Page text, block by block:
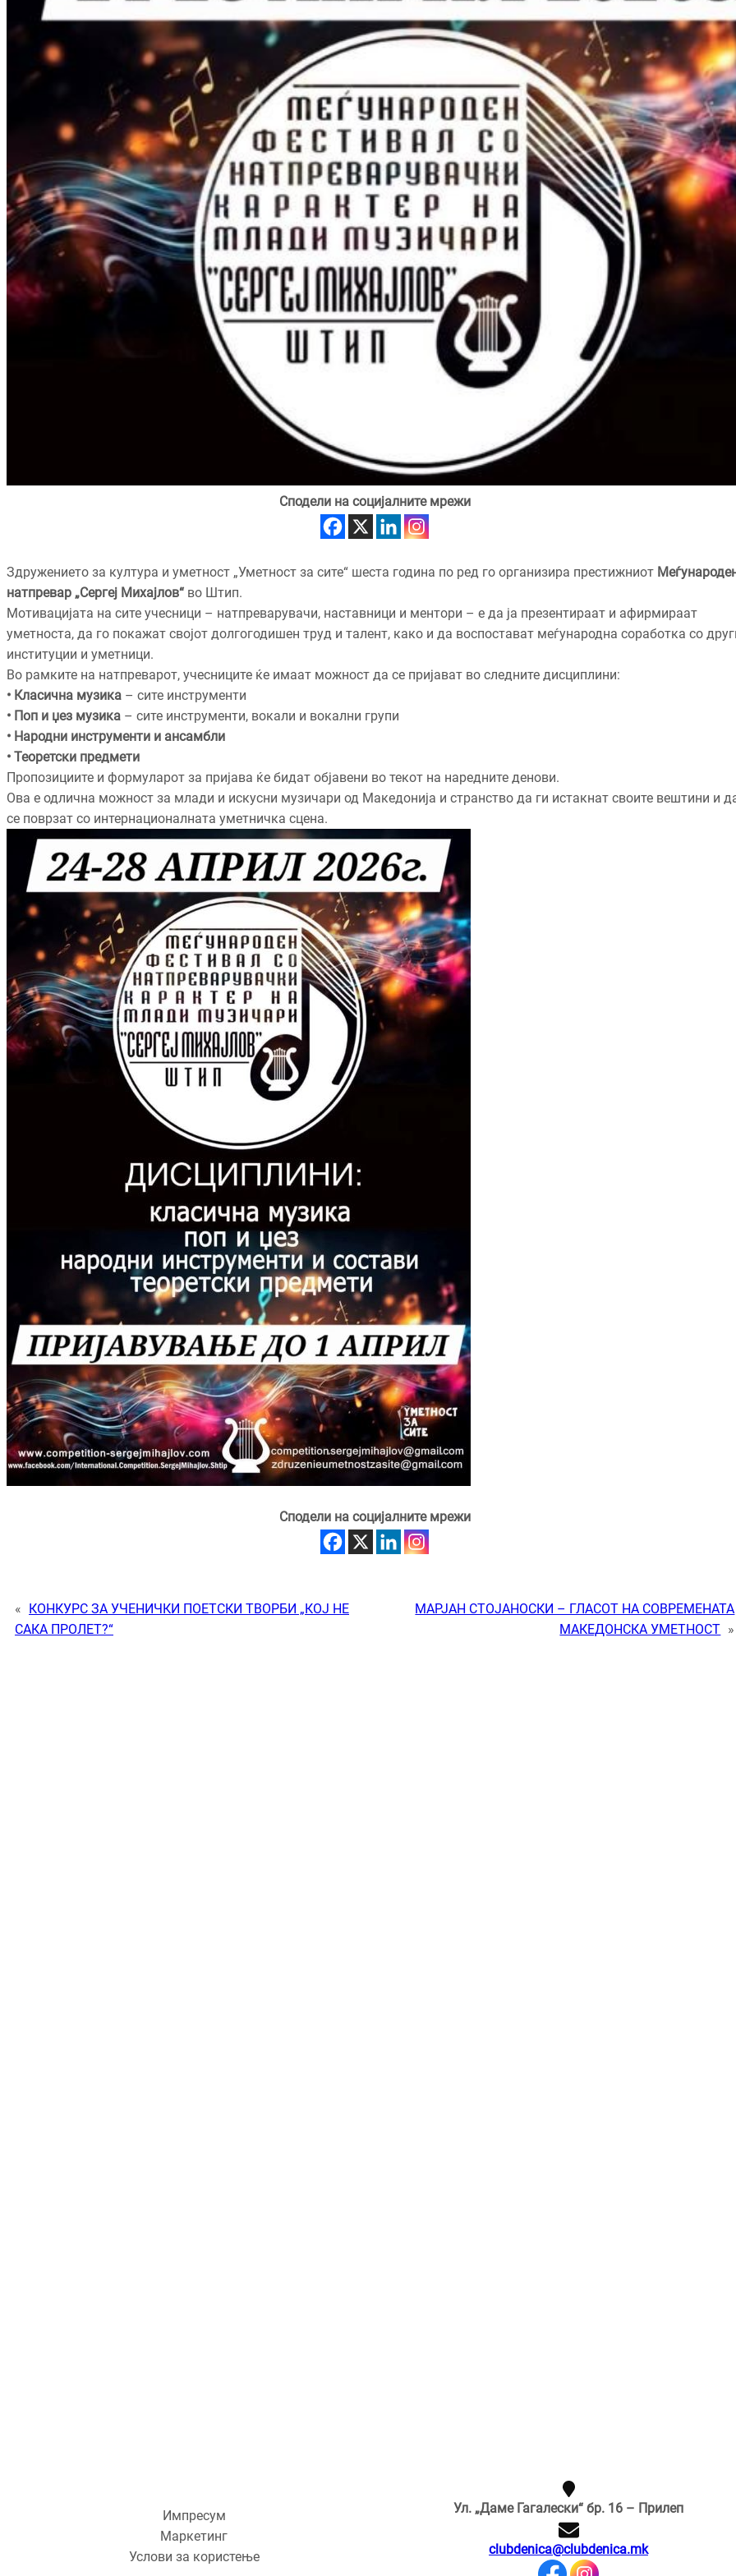
Сподели на социјалните мрежи
Здружението за култура и уметност „Уметност за сите“ шеста година по ред го организира престижниот
натпревар „Сергеј Михајлов“ во Штип.
Мотивацијата на сите учесници – натпреварувачи, наставници и ментори – е да ја презентираат и афирмираат
уметноста, да го покажат својот долгогодишен труд и талент, како и да воспостават меѓународна соработка со
институции и уметници.
Во рамките на натпреварот, учесниците ќе имаат можност да се пријават во следните дисциплини:
• Класична музика – сите инструменти
• Поп и џез музика – сите инструменти, вокали и вокални групи
• Народни инструменти и ансамбли
• Теоретски предмети
Пропозициите и формуларот за пријава ќе бидат објавени во текот на наредните денови.
Ова е одлична можност за млади и искусни музичари од Македонија и странство да ги истакнат своите вештини и
се поврзат со интернационалната уметничка сцена.
Сподели на социјалните мрежи
« КОНКУРС ЗА УЧЕНИЧКИ ПОЕТСКИ ТВОРБИ „КОЈ НЕ
САКА ПРОЛЕТ?“
МАРЈАН СТОЈАНОСКИ – ГЛАСОТ НА СОВРЕМЕНАТА
МАКЕДОНСКА УМЕТНОСТ »
Импресум
Маркетинг
Услови за користење
Ул. „Даме Гагалески“ бр. 16 – Прилеп
clubdenica@clubdenica.mk